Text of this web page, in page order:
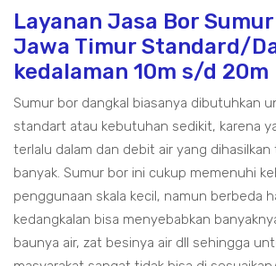
Layanan Jasa Bor
Jawa Timur Standard/
kedalaman 10m s/d 20m
Sumur bor dangkal biasanya dibutuhkan
standart atau kebutuhan sedikit, karena
terlalu dalam dan debit air yang dihasilkan
banyak. Sumur bor ini cukup memenuhi
penggunaan skala kecil, namun berbeda
kedangkalan bisa menyebabkan
baunya air, zat besinya air dll sehingga